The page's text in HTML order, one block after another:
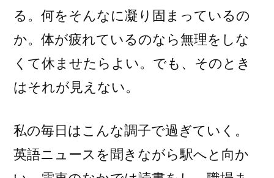
る。何をそんなに凝り固まっているの
か。体が疲れているのなら無理をしな
くて休ませたらよい。でも、そのとき
はそれが見えない。
私の毎日はこんな調子で過ぎていく。
英語ニュースを聞きながら駅へと向か